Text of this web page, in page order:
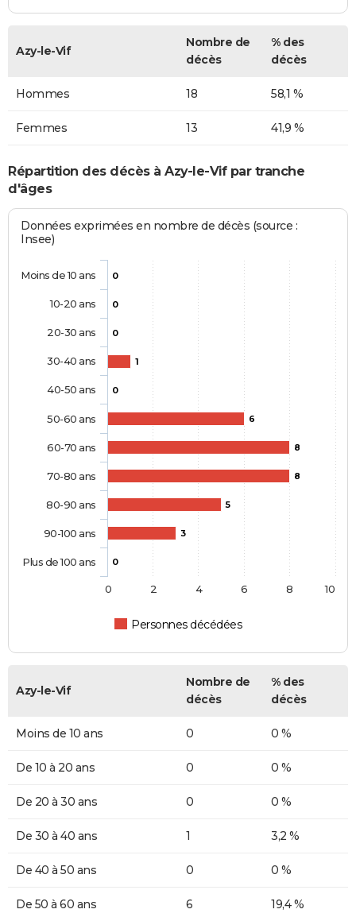
Azy-le-Vif
Nombre de
décès
% des
décès
Hommes 18 58,1 %
Femmes 13 41,9 %
Répartition des décès à Azy-le-Vif par tranche
d'âges
Données exprimées en nombre de décès (source :
Insee)
0
0
0
1
0
6
8
8
5
3
0
Personnes décédées
Moins de 10 ans
10-20 ans
20-30 ans
30-40 ans
40-50 ans
50-60 ans
60-70 ans
70-80 ans
80-90 ans
90-100 ans
Plus de 100 ans
0 2 4 6 8 10
Azy-le-Vif
Nombre de
décès
% des
décès
Moins de 10 ans 0 0 %
De 10 à 20 ans 0 0 %
De 20 à 30 ans 0 0 %
De 30 à 40 ans 1 3,2 %
De 40 à 50 ans 0 0 %
De 50 à 60 ans 6 19,4 %